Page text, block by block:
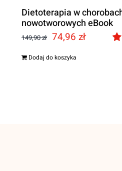
Dietoterapia w
nowotworowych eBook
149,90zł Pierwotna
cena
74,96 złAktualna
Dodaj do koszyka